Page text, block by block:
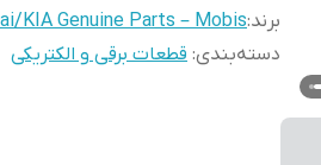
برند:KIA Genuine Parts – Mobis
دسته‌بندی: قطعات برقی و الکتریکی